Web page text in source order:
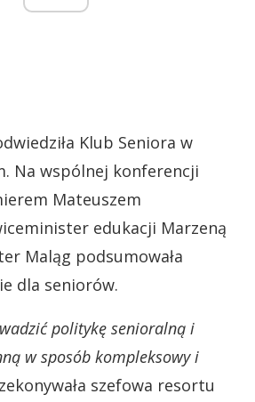
Klub Seniora w
Na wspólnej konferencji
Mateuszem
edukacji Marzeną
Maląg podsumowała
dla seniorów.
politykę senioralną i
w sposób kompleksowy i
szefowa resortu